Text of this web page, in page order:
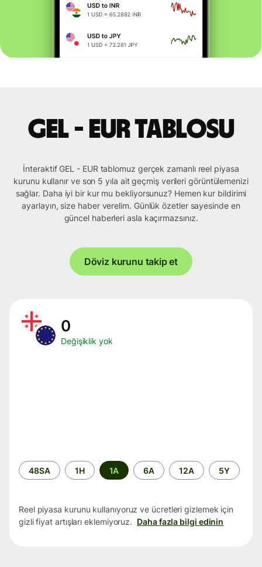
GEL - EUR tablosu
İnteraktif GEL - EUR tablomuz gerçek zamanlı reel piyasa
kurunu kullanır ve son 5 yıla ait geçmiş verileri görüntülemenizi
sağlar. Daha iyi bir kur mu bekliyorsunuz? Hemen kur bildirimi
ayarlayın, size haber verelim. Günlük özetler sayesinde en
güncel haberleri asla kaçırmazsınız.
Döviz kurunu takip et
0
Değişiklik yok
Zaman
aralığı
48SA 1H 1A 6A 12A 5Y
Reel piyasa kurunu kullanıyoruz ve ücretleri gizlemek için
gizli fiyat artışları eklemiyoruz. Daha fazla bilgi edinin